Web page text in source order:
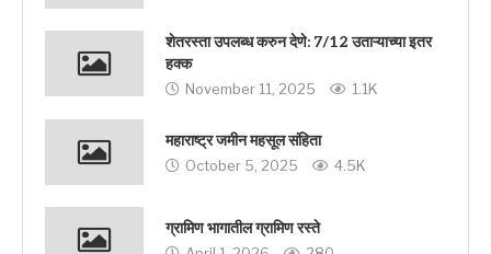
शेतरस्ता उपलब्ध करुन देणे: 7/12 उताऱ्याच्या इतर
हक्क
November 11, 2025 1.1K
महाराष्ट्र जमीन महसूल संहिता
October 5, 2025 4.5K
ग्रामिण भागातील ग्रामिण रस्‍ते